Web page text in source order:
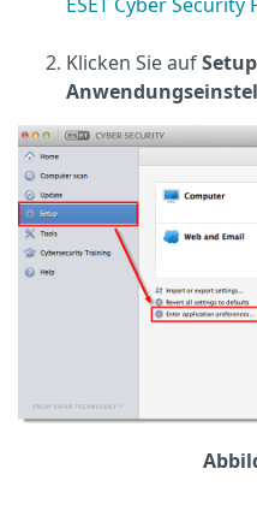
Klicken Sie aufSetup